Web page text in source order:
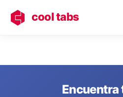
cool tabs
Encuentra